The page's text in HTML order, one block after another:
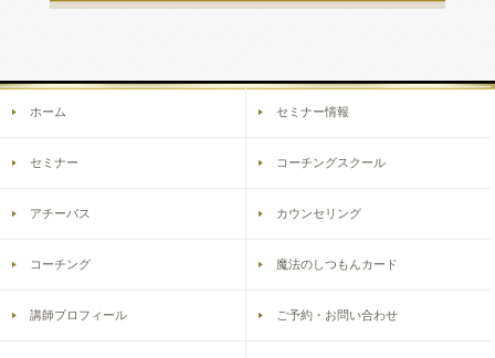
ホーム セミナー情報
セミナー コーチングスクール
アチーバス カウンセリング
コーチング 魔法のしつもんカード
講師プロフィール ご予約・お問い合わせ